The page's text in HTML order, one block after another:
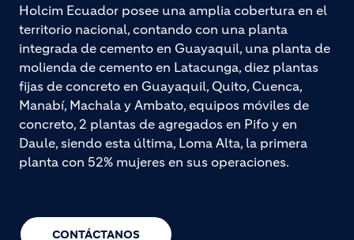
CONTÁCTANOS
Holcim Ecuador posee una amplia cobertura en el
territorio nacional, contando con una planta
integrada de cemento en Guayaquil, una planta de
molienda de cemento en Latacunga, diez plantas
fijas de concreto en Guayaquil, Quito, Cuenca,
Manabí, Machala y Ambato, equipos móviles de
concreto, 2 plantas de agregados en Pifo y en
Daule, siendo esta última, Loma Alta, la primera
planta con 52% mujeres en sus operaciones.